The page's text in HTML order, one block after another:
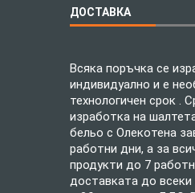
ДОСТАВКА
Всяка поръчка се
индивидуално и е
технологичен срок .
изработка на
бельо с Олекотена
работни дни, а за
продукти до 7
доставката до